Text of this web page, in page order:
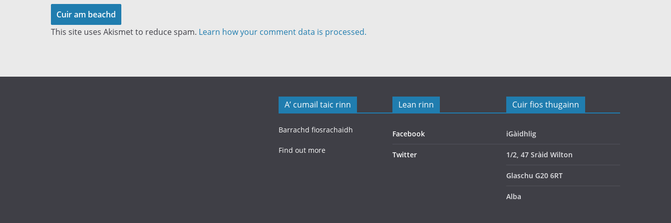
This site uses Akismet to reduce spam. Learn how your comment data is processed.
A’ cumail taic rinn
Barrachd fiosrachaidh
Find out more
Lean rinn
Facebook
Twitter
Cuir fios thugainn
iGàidhlig
1/2, 47 Sràid Wilton
Glaschu G20 6RT
Alba